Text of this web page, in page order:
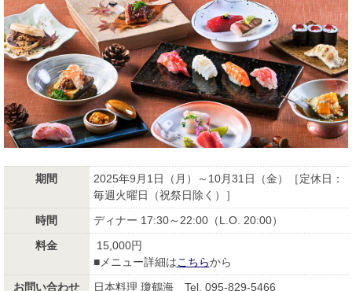
期間
2025年9月1日（月）～10月31日（金）［定休日：
毎週火曜日（祝祭日除く）］
時間
ディナー 17:30～22:00（L.O. 20:00）
料金
15,000円
■メニュー詳細はこちらから
お問い合わせ
日本料理 瓊鶴海 Tel. 095-829-5466